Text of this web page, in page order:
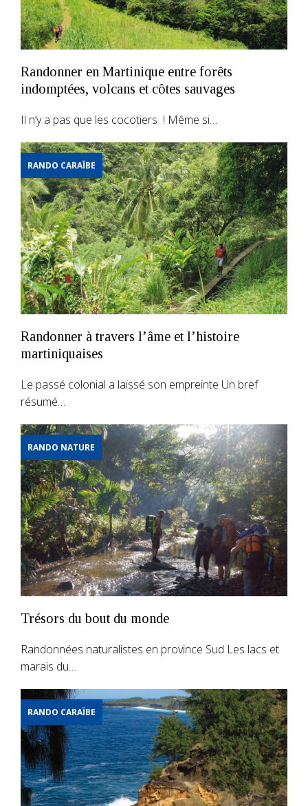
Randonner en Martinique entre forêts
indomptées, volcans et côtes sauvages
Il n’y a pas que les cocotiers ! Même si…
RANDO CARAÏBE
Randonner à travers l’âme et l’histoire
martiniquaises
Le passé colonial a laissé son empreinte Un bref
résumé…
RANDO NATURE
Trésors du bout du monde
Randonnées naturalistes en province Sud Les lacs et
marais du…
RANDO CARAÏBE